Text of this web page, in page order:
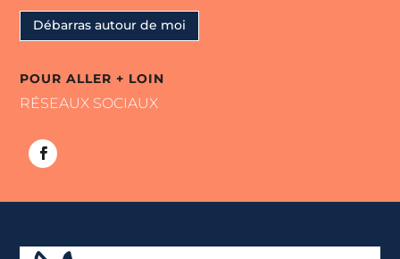
Débarras autour de moi
POUR ALLER + LOIN
RÉSEAUX SOCIAUX